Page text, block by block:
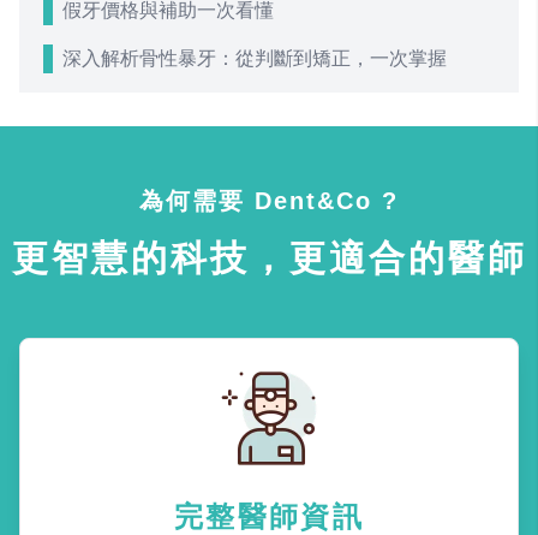
假牙價格與補助一次看懂
深入解析骨性暴牙：從判斷到矯正，一次掌握
為何需要 Dent&Co ?
更智慧的科技，更適合的醫師
完整醫師資訊